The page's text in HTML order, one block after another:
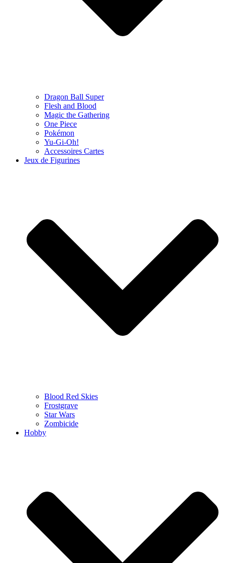
Dragon Ball Super
Flesh and Blood
Magic the Gathering
One Piece
Pokémon
Yu-Gi-Oh!
Accessoires Cartes
Jeux de Figurines
Blood Red Skies
Frostgrave
Star Wars
Zombicide
Hobby